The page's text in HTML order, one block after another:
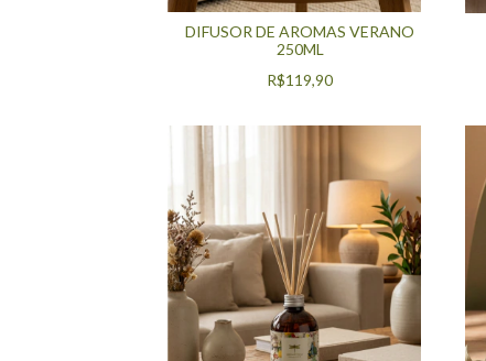
DIFUSOR DE AROMAS VERANO
250ML
R$119,90